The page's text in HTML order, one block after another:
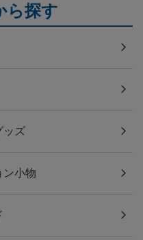
ら探す
ッズ
ン小物